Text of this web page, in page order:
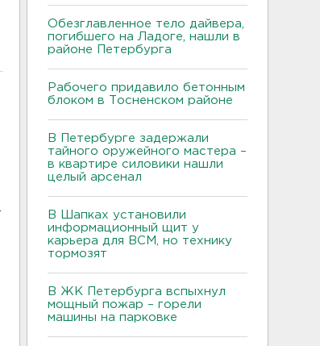
Обезглавленное тело дайвера,
погибшего на Ладоге, нашли в
районе Петербурга
Рабочего придавило бетонным
блоком в Тосненском районе
В Петербурге задержали
тайного оружейного мастера –
в квартире силовики нашли
целый арсенал
В Шапках установили
информационный щит у
карьера для ВСМ, но технику
тормозят
В ЖК Петербурга вспыхнул
мощный пожар – горели
машины на парковке